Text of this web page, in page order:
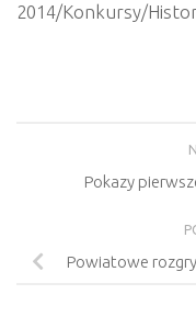
2014/Konkursy/
Pokazy
Powiatowe